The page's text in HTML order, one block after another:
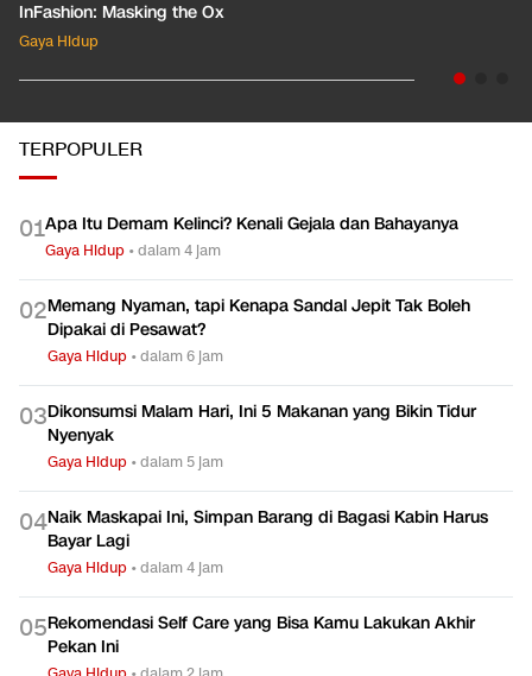
InFashion: Masking the Ox
Gaya Hidup
TERPOPULER
01Apa Itu Demam Kelinci? Kenali Gejala dan Bahayanya
Gaya Hidup •dalam 4 jam
02Memang Nyaman, tapi Kenapa Sandal Jepit Tak Boleh
Dipakai di Pesawat?
Gaya Hidup •dalam 6 jam
03Dikonsumsi Malam Hari, Ini 5 Makanan yang Bikin Tidur
Nyenyak
Gaya Hidup •dalam 5 jam
04Naik Maskapai Ini, Simpan Barang di Bagasi Kabin Harus
Bayar Lagi
Gaya Hidup •dalam 4 jam
05Rekomendasi Self Care yang Bisa Kamu Lakukan Akhir
Pekan Ini